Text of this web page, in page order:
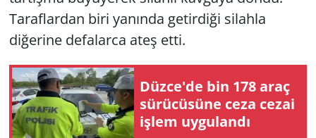
Taraflardan biri yanında getirdiği silahla
diğerine defalarca ateş etti.
Düzce'de bin 178 araç
sürücüsüne ceza cezai
işlem uygulandı